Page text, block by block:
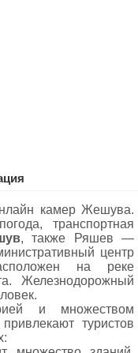
камер Жешува.
транспортная
, также Ряшев —
центр
на реке
Железнодорожный
и множеством
туристов